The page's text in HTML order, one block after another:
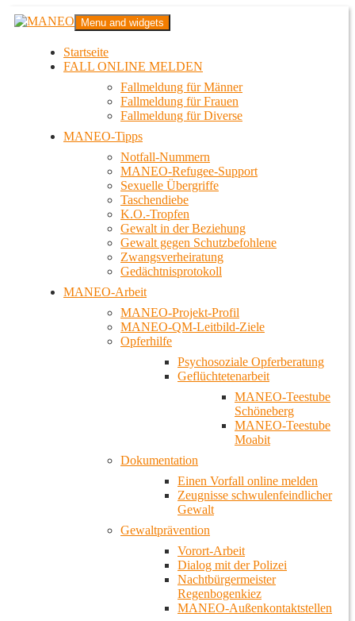
Zum
InhaltMANEO
Das schwule Anti-Gewalt-Projekt in Berlin
Menu and widgets
Startseite
FALL ONLINE MELDEN
Fallmeldung für Männer
Fallmeldung für Frauen
Fallmeldung für Diverse
MANEO-Tipps
Notfall-Nummern
MANEO-Refugee-Support
Sexuelle Übergriffe
Taschendiebe
K.O.-Tropfen
Gewalt in der Beziehung
Gewalt gegen Schutzbefohlene
Zwangsverheiratung
Gedächtnisprotokoll
MANEO-Arbeit
MANEO-Projekt-Profil
MANEO-QM-Leitbild-Ziele
Opferhilfe
Psychosoziale Opferberatung
Geflüchtetenarbeit
MANEO-Teestube
Schöneberg
MANEO-Teestube
Moabit
Dokumentation
Einen Vorfall online melden
Zeugnisse schwulenfeindlicher
Gewalt
Gewaltprävention
Vorort-Arbeit
Dialog mit der Polizei
Nachtbürgermeister
Regenbogenkiez
MANEO-Außenkontaktstellen